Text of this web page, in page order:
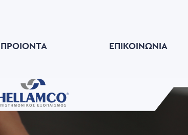
ΠΡΟΙΟΝΤΑ ΕΠΙΚΟΙΝΩΝIΑ